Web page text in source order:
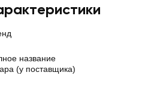
название
(у поставщика)